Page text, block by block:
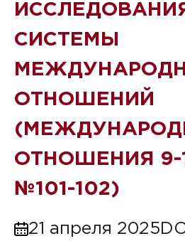
СИСТЕМЫ
ОТНОШЕНИЙ
ОТНОШЕНИЯ 9-
№101-102)
21 апреля 2025